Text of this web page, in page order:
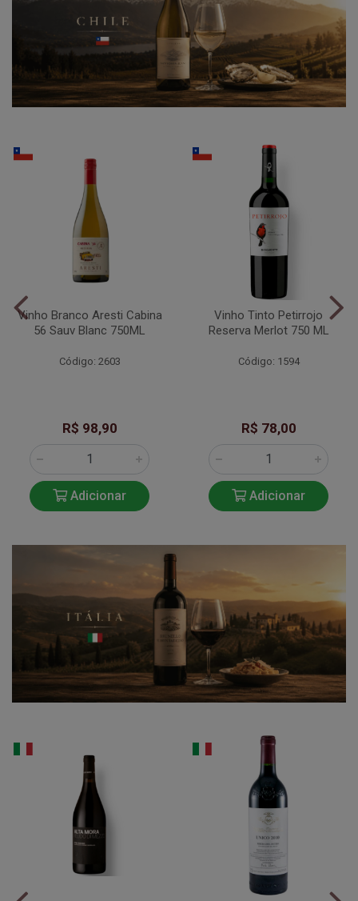
Vinho Branco Aresti Cabina
56 Sauv Blanc 750ML
Código: 2603
R$ 98,90
Adicionar
Vinho Tinto Petirrojo
Reserva Merlot 750 ML
Código: 1594
R$ 78,00
Adicionar